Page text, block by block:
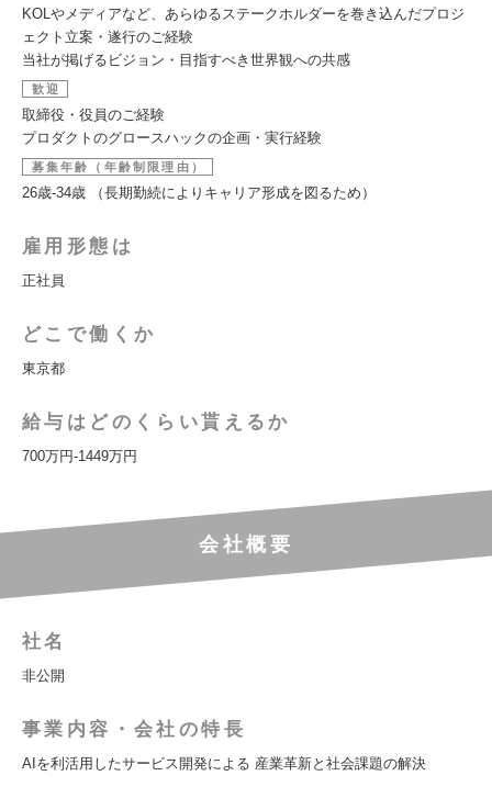
KOLやメディアなど、あらゆるステークホルダーを巻き込んだプロジ
ェクト立案・遂行のご経験
当社が掲げるビジョン・目指すべき世界観への共感
歓迎
取締役・役員のご経験
プロダクトのグロースハックの企画・実行経験
募集年齢（年齢制限理由）
26歳-34歳 （長期勤続によりキャリア形成を図るため）
雇用形態は
正社員
どこで働くか
東京都
給与はどのくらい貰えるか
700万円-1449万円
会社概要
社名
非公開
事業内容・会社の特長
AIを利活用したサービス開発による 産業革新と社会課題の解決